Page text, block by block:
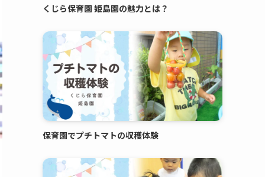
くじら保育園 姫島園の魅力とは？
保育園でプチトマトの収穫体験